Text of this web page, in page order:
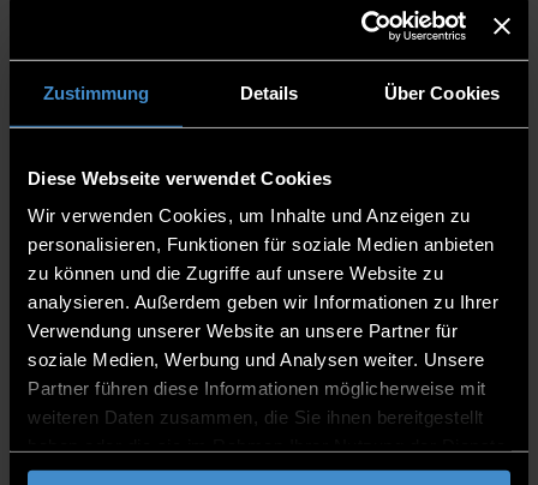
Zustimmung Details Über Cookies
Diese Webseite verwendet Cookies
Wir verwenden Cookies, um Inhalte und Anzeigen zu
personalisieren, Funktionen für soziale Medien anbieten
zu können und die Zugriffe auf unsere Website zu
analysieren. Außerdem geben wir Informationen zu Ihrer
Verwendung unserer Website an unsere Partner für
soziale Medien, Werbung und Analysen weiter. Unsere
Partner führen diese Informationen möglicherweise mit
weiteren Daten zusammen, die Sie ihnen bereitgestellt
gesammelt haben.
Toxikologie besuchte zusammen mit Prof. Dr.-Ing. Andrea
Deininger und Prof. Dr. Karl-Heinz Dreihäupl die
Adldorf.
Braumeister Peter Boos gab einen Einblick in die
verschiedenen Verfahrensschritte vom Sudhaus zur
Würzebereitung über den Gärkeller und Lagerkeller zur
Filtration. Auch die CIP-Anlage und dieFlaschenreinigung
und -abfüllung wurden besichtigt.
In der betriebseigenen Kläranlage
werden die anfallenden Abwässer
gepuffert, vorbelüftet und anschließend in einem SBR
Studenten hatten auch hier die Gelegenheit, Fragen zur